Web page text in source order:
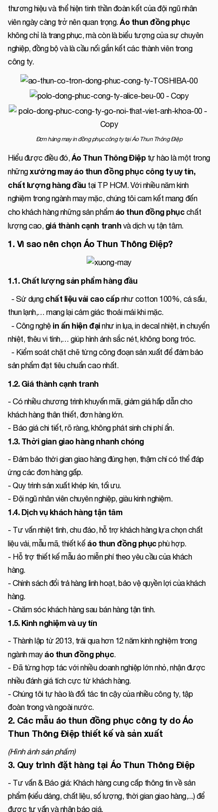
thương hiệu và thể hiện tinh thần đoàn kết của đội ngũ nhân
viên ngày càng trở nên quan trọng.Áo thun đồng phục
không chỉ là trang phục, mà còn là biểu tượng của sự chuyên
nghiệp, đồng bộ và là cầu nối gắn kết các thành viên trong
công ty.
Đơn hàng may in đồng phục công ty tại Áo Thun Thông Điệp
Hiểu được điều đó,Áo Thun Thông Điệptự hào là một trong
nhữngxưởng may áo thun đồng phục công ty uy tín,
chất lượng hàng đầu tại TP HCM. Với nhiều năm kinh
nghiệm trong ngành may mặc, chúng tôi cam kết mang đến
cho khách hàng những sản phẩm áo thun đồng phục chất
lượng cao, giá thành cạnh tranh và dịch vụ tận tâm.
1. Vì sao nên chọn Áo Thun Thông Điệp?
1.1. Chất lượng sản phẩm hàng đầu
- Sử dụng chất liệu vải cao cấpnhư cotton 100%, cá sấu,
thun lạnh,… mang lại cảm giác thoải mái khi mặc.
- Công nghệ in ấn hiện đạinhư in lụa, in decal nhiệt, in chuyển
nhiệt, thêu vi tính,… giúp hình ảnh sắc nét, không bong tróc.
- Kiểm soát chặt chẽ từng công đoạn sản xuất để đảm bảo
sản phẩm đạt tiêu chuẩn cao nhất.
1.2. Giá thành cạnh tranh
- Có nhiều chương trình khuyến mãi, giảm giá hấp dẫn cho
khách hàng thân thiết, đơn hàng lớn.
- Báo giá chi tiết, rõ ràng, không phát sinh chi phí ẩn.
1.3. Thời gian giao hàng nhanh chóng
- Đảm bảo thời gian giao hàng đúng hẹn, thậm chí có thể đáp
ứng các đơn hàng gấp.
- Quy trình sản xuất khép kín, tối ưu.
- Đội ngũ nhân viên chuyên nghiệp, giàu kinh nghiệm.
1.4. Dịch vụ khách hàng tận tâm
- Tư vấn nhiệt tình, chu đáo, hỗ trợ khách hàng lựa chọn chất
liệu vải, mẫu mã, thiết kế áo thun đồng phục phù hợp.
- Hỗ trợ thiết kế mẫu áo miễn phí theo yêu cầu của khách
hàng.
- Chính sách đổi trả hàng linh hoạt, bảo vệ quyền lợi của khách
hàng.
- Chăm sóc khách hàng sau bán hàng tận tình.
1.5. Kinh nghiệm và uy tín
- Thành lập từ 2013, trải qua hơn 12 năm kinh nghiệm trong
ngành may áo thun đồng phục.
- Đã từng hợp tác với nhiều doanh nghiệp lớn nhỏ, nhận được
nhiều đánh giá tích cực từ khách hàng.
- Chúng tôi tự hào là đối tác tin cậy của nhiều công ty, tập
đoàn trong và ngoài nước.
2. Các mẫu áo thun đồng phục công ty do Áo
Thun Thông Điệp thiết kế và sản xuất
(Hình ảnh sản phẩm)
3. Quy trình đặt hàng tại Áo Thun Thông Điệp
- Tư vấn & Báo giá: Khách hàng cung cấp thông tin về sản
phẩm (kiểu dáng, chất liệu, số lượng, thời gian giao hàng,...) để
được tư vấn và nhận báo giá.